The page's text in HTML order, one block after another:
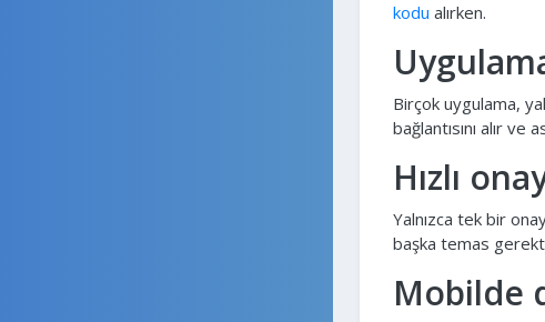
kodu alırken.
Birçok uygulama,
bağlantısını alır ve
Hızlı
Yalnızca tek bir
başka temas
Mobilde